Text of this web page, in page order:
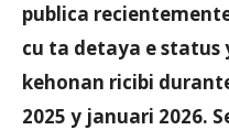
publica
cu ta detaya e
kehonan ricibi
2025 y januari 2026.